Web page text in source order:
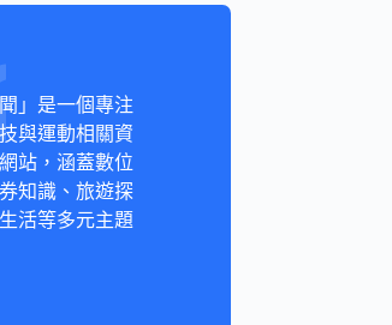
聞」是一個專注
與運動相關資
站，涵蓋數位
知識、旅遊探
活等多元主題